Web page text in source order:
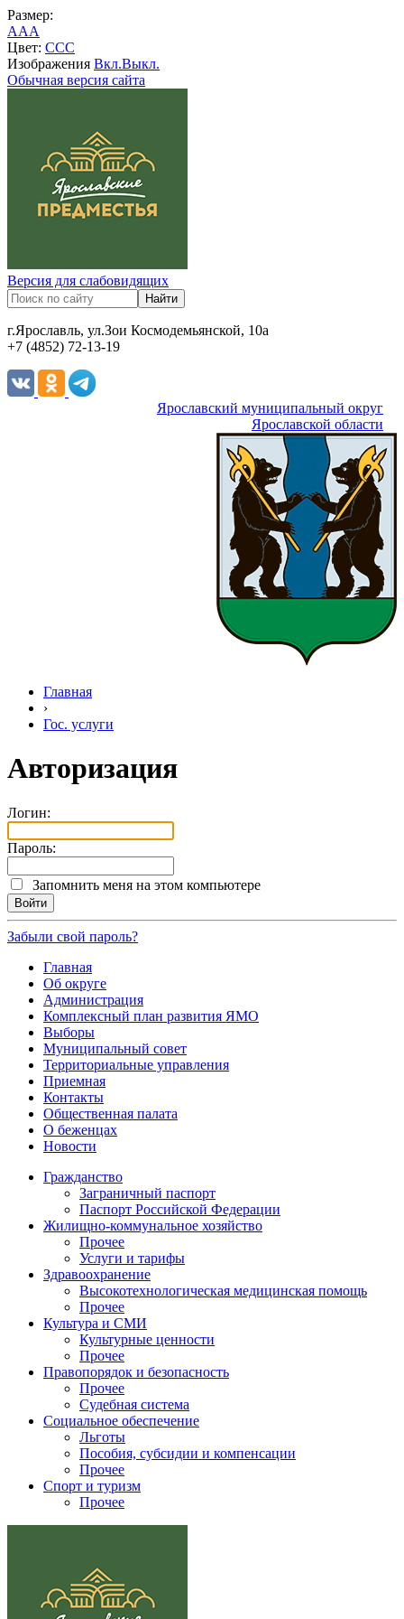
Размер:
AAA
Цвет: CCC
Изображения Вкл.Выкл.
Обычная версия сайта
Версия для слабовидящих
г.Ярославль, ул.Зои Космодемьянской, 10а
+7 (4852) 72-13-19
Ярославский муниципальный округ
Ярославской области
Главная
›
Гос. услуги
Авторизация
Логин:
Пароль:
Запомнить меня на этом компьютере
Забыли свой пароль?
Главная
Об округе
Администрация
Комплексный план развития ЯМО
Выборы
Муниципальный совет
Территориальные управления
Приемная
Контакты
Общественная палата
О беженцах
Новости
Гражданство
Заграничный паспорт
Паспорт Российской Федерации
Жилищно-коммунальное хозяйство
Прочее
Услуги и тарифы
Здравоохранение
Высокотехнологическая медицинская помощь
Прочее
Культура и СМИ
Культурные ценности
Прочее
Правопорядок и безопасность
Прочее
Судебная система
Социальное обеспечение
Льготы
Пособия, субсидии и компенсации
Прочее
Спорт и туризм
Прочее